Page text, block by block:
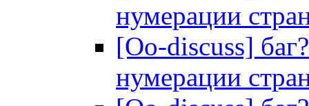
нумерации
[Oo-discuss]
нумерации